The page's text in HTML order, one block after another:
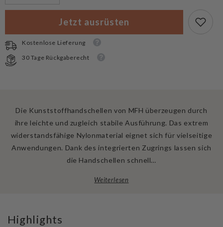
für
Kunststoffhandschellen
10er
Set.
55
x
1.25cm
für
MFH
Kunststoffhandschellen
10er
Set.
x
1.25cm
Jetzt ausrüsten
Kostenlose Lieferung
30 Tage Rückgaberecht
Die Kunststoffhandschellen von MFH überzeugen durch
ihre leichte und zugleich stabile Ausführung. Das extrem
widerstandsfähige Nylonmaterial eignet sich für vielseitige
Anwendungen. Dank des integrierten Zugrings lassen sich
die Handschellen schnell…
Weiterlesen
Highlights